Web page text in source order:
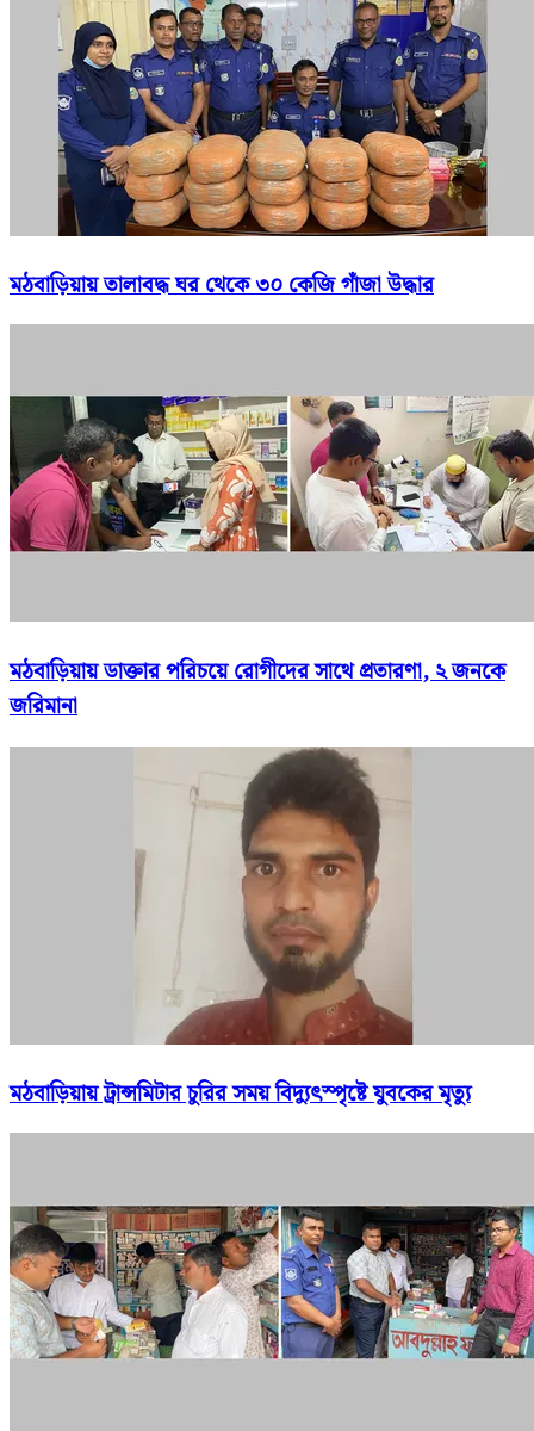
মঠবাড়িয়ায় তালাবদ্ধ ঘর থেকে ৩০ কেজি গাঁজা উদ্ধার
মঠবাড়িয়ায় ডাক্তার পরিচয়ে রোগীদের সাথে প্রতারণা, ২ জনকে
জরিমানা
মঠবাড়িয়ায় ট্রান্সমিটার চুরির সময় বিদ্যুৎস্পৃষ্টে যুবকের মৃত্যু